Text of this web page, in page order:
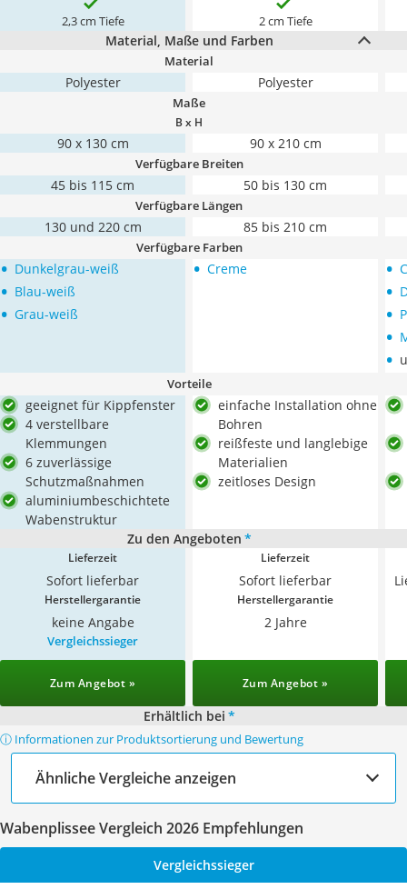
2,3 cm Tiefe 2 cm Tiefe
Material, Maße und Farben
Material
Polyester Polyester
Maße
B x H
90 x 130 cm 90 x 210 cm
Verfügbare Breiten
45 bis 115 cm 50 bis 130 cm
Verfügbare Längen
130 und 220 cm 85 bis 210 cm
Verfügbare Farben
• Dunkelgrau-weiß
• Blau-weiß
• Grau-weiß
• Creme •
•
•
•
•
Vorteile
geeignet für Kippfenster
4 verstellbare
Klemmungen
6 zuverlässige
Schutzmaßnahmen
aluminiumbeschichtete
Wabenstruktur
einfache Installation ohne
Bohren
reißfeste und langlebige
Materialien
zeitloses Design
Zu den Angeboten *
Lieferzeit
Sofort lieferbar
Lieferzeit
Sofort lieferbar
Herstellergarantie
keine Angabe
Herstellergarantie
2 Jahre
Vergleichssieger
Zum Angebot » Zum Angebot »
Erhältlich bei *
ⓘ Informationen zur Produktsortierung und Bewertung
Ähnliche Vergleiche anzeigen
Wabenplissee Vergleich 2026 Empfehlungen
Vergleichssieger